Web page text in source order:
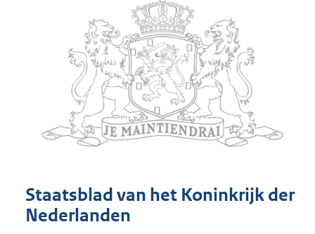
Staatsblad van het Koninkrijk der
Nederlanden